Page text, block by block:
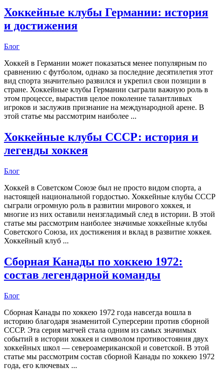
Хоккейные клубы Германии: история
и достижения
Блог
Хоккей в Германии может показаться менее популярным по
сравнению с футболом, однако за последние десятилетия этот
вид спорта значительно развился и укрепил свои позиции в
стране. Хоккейные клубы Германии сыграли важную роль в
этом процессе, вырастив целое поколение талантливых
игроков и заслужив признание на международной арене. В
этой статье мы рассмотрим наиболее ...
Хоккейные клубы СССР: история и
легенды хоккея
Блог
Хоккей в Советском Союзе был не просто видом спорта, а
настоящей национальной гордостью. Хоккейные клубы СССР
сыграли огромную роль в развитии мирового хоккея, и
многие из них оставили неизгладимый след в истории. В этой
статье мы рассмотрим наиболее значимые хоккейные клубы
Советского Союза, их достижения и вклад в развитие хоккея.
Хоккейный клуб ...
Сборная Канады по хоккею 1972:
состав легендарной команды
Блог
Сборная Канады по хоккею 1972 года навсегда вошла в
историю благодаря знаменитой Суперсерии против сборной
СССР. Эта серия матчей стала одним из самых значимых
событий в истории хоккея и символом противостояния двух
хоккейных школ — североамериканской и советской. В этой
статье мы рассмотрим состав сборной Канады по хоккею 1972
года, его ключевых ...